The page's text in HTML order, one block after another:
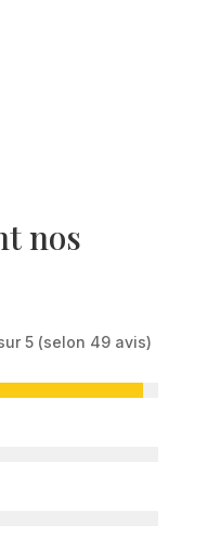
nos
5 (selon 49 avis)